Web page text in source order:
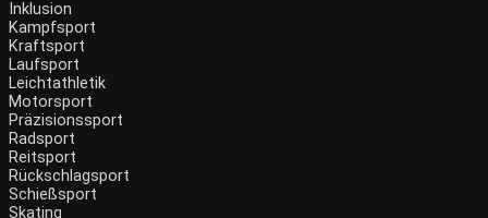
Inklusion
Kampfsport
Kraftsport
Laufsport
Leichtathletik
Motorsport
Präzisionssport
Radsport
Reitsport
Rückschlagsport
Schießsport
Skating